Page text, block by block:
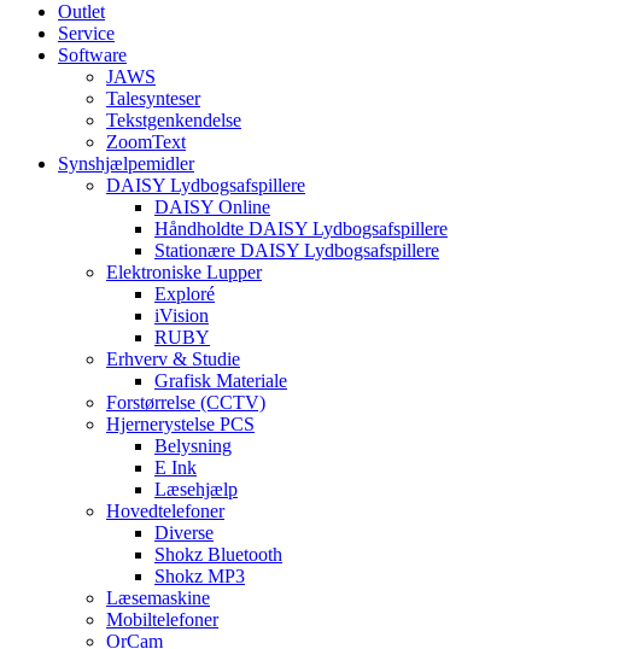
Outlet
Service
Software
JAWS
Talesynteser
Tekstgenkendelse
ZoomText
Synshjælpemidler
DAISY Lydbogsafspillere
DAISY Online
Håndholdte DAISY Lydbogsafspillere
Stationære DAISY Lydbogsafspillere
Elektroniske Lupper
Exploré
iVision
RUBY
Erhverv & Studie
Grafisk Materiale
Forstørrelse (CCTV)
Hjernerystelse PCS
Belysning
E Ink
Læsehjælp
Hovedtelefoner
Diverse
Shokz Bluetooth
Shokz MP3
Læsemaskine
Mobiltelefoner
OrCam